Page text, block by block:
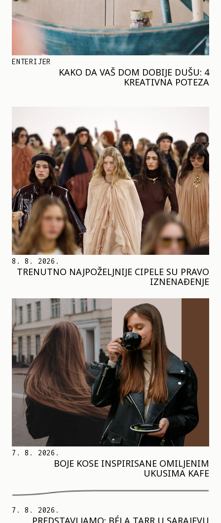
ENTERIJER
KAKO DA VAŠ DOM DOBIJE DUŠU: 4
KREATIVNA POTEZA
8. 8. 2026.
TRENUTNO NAJPOŽELJNIJE CIPELE SU PRAVO
IZNENAĐENJE
7. 8. 2026.
BOJE KOSE INSPIRISANE OMILJENIM
UKUSIMA KAFE
7. 8. 2026.
PREDSTAVLJAMO: BÉLA TARR U SARAJEVU